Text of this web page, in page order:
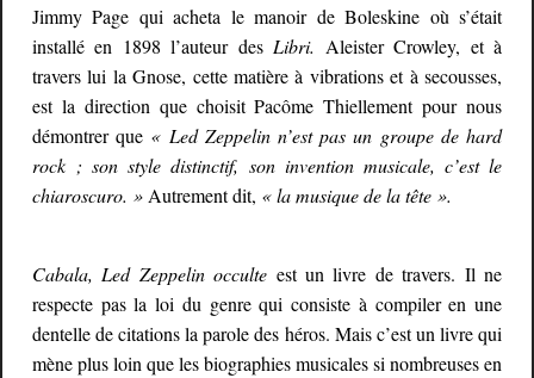
Jimmy Page qui acheta le manoir de Boleskine où s’était
installé en 1898 l’auteur des Libri. Aleister Crowley, et à
travers lui la Gnose, cette matière à vibrations et à secousses,
est la direction que choisit Pacôme Thiellement pour nous
démontrer que « Led Zeppelin n’est pas un groupe de hard
rock ; son style distinctif, son invention musicale, c’est le
chiaroscuro. »Autrement dit, « la musique de la tête ».
Cabala, Led Zeppelin occulte est un livre de travers. Il ne
respecte pas la loi du genre qui consiste à compiler en une
dentelle de citations la parole des héros. Mais c’est un livre qui
mène plus loin que les biographies musicales si nombreuses en